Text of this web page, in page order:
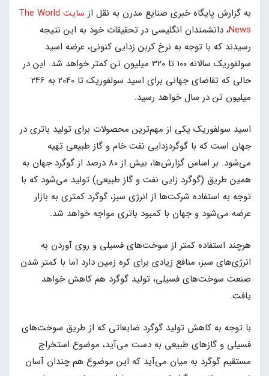
به گزارش پایگاه خبری صنایع مدرن به نقل از
سایت The World
News، دانشمندان انگلیسی در تحقیقات خود به این نتیجه
رسیدند که با توجه به نرخ کربن زدایی کنونی، عرضه اسید
سولفوریک سالانه 100 تا 320 میلیون تن کمتر خواهد شد. این در
حالی که تقاضای جهانی برای اسید سولفوریک تا 2040 به 246
میلیون تن در سال خواهد رسید.
اسید سولفوریک یکی از مهم‌ترین محصولات برای تولید باتری در
جهان است که با گوگردزدایی نفت خام و گاز طبیعی تهیه
می‌شود. بر اساس گزارش‌ها، بیش از 80 درصد از گوگرد جهان به
همین طریق (گوگرد زایی نفت و گاز طبیعی) تولید می‌شود که با
توجه به استفاده شرکت‌ها از انرژی سبز، گوگرد کمتری به بازار
عرضه می‌شود و جهان با کمبود باتری مواجه خواهد شد.
هرچند استفاده کمتر از سوخت‌های فسیلی و روی آوردن به
انرژی‌های سبز، منافع زیادی برای کره زمین دارد اما با کمتر شدن
صنعت سوخت‌های فسیلی، تولید گوگرد هم کاهش خواهد
یافت.
با توجه به کاهش تولید گوگرد ضایعاتی که از طریق سوخت‌های
فسیلی و گازهای طبیعی به دست می‌آید، موضوع استخراج
مستقیم گوگرد به میان می‌آید که این موضوع هم چندان آسان